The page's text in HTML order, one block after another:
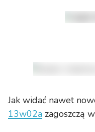
Jak widać nawet
13w02a zagoszczą